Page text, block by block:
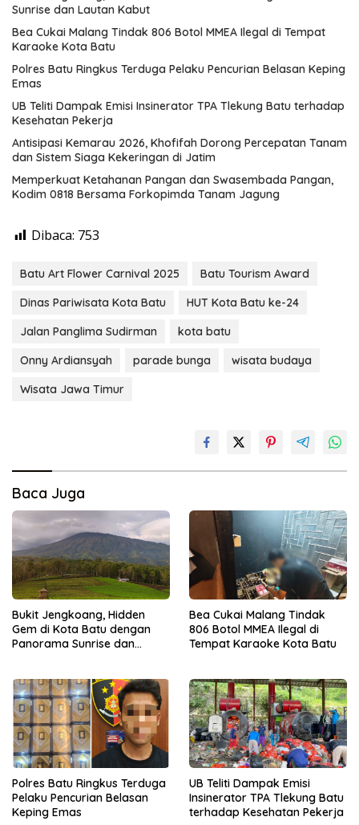
Sunrise dan Lautan Kabut
Bea Cukai Malang Tindak 806 Botol MMEA Ilegal di Tempat
Karaoke Kota Batu
Polres Batu Ringkus Terduga Pelaku Pencurian Belasan Keping
Emas
UB Teliti Dampak Emisi Insinerator TPA Tlekung Batu terhadap
Kesehatan Pekerja
Antisipasi Kemarau 2026, Khofifah Dorong Percepatan Tanam
dan Sistem Siaga Kekeringan di Jatim
Memperkuat Ketahanan Pangan dan Swasembada Pangan,
Kodim 0818 Bersama Forkopimda Tanam Jagung
Dibaca: 753
Batu Art Flower Carnival 2025
Batu Tourism Award
Dinas Pariwisata Kota Batu
HUT Kota Batu ke-24
Jalan Panglima Sudirman
kota batu
Onny Ardiansyah
parade bunga
wisata budaya
Wisata Jawa Timur
Baca Juga
Bukit Jengkoang, Hidden
Gem di Kota Batu dengan
Panorama Sunrise dan
Bea Cukai Malang Tindak
806 Botol MMEA Ilegal di
Tempat Karaoke Kota Batu
Polres Batu Ringkus Terduga
Pelaku Pencurian Belasan
Keping Emas
UB Teliti Dampak Emisi
Insinerator TPA Tlekung Batu
terhadap Kesehatan Pekerja